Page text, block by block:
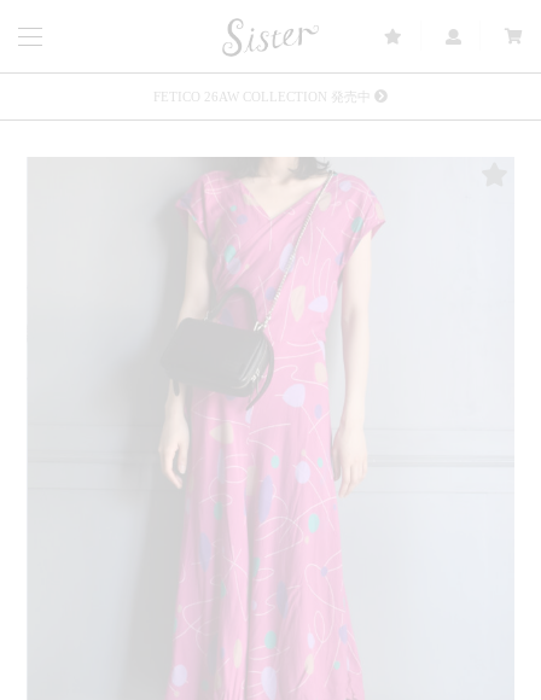
FETICO 26AW COLLECTION 発売中
Sister(渋谷区松濤) 店舗休業のご案内
リース衣装提供について
発売中 : Sister × OJOJO NAITŌ
発売中 : Sister × 前原光榮商店
新規会員登録で5%OFFクーポン配布